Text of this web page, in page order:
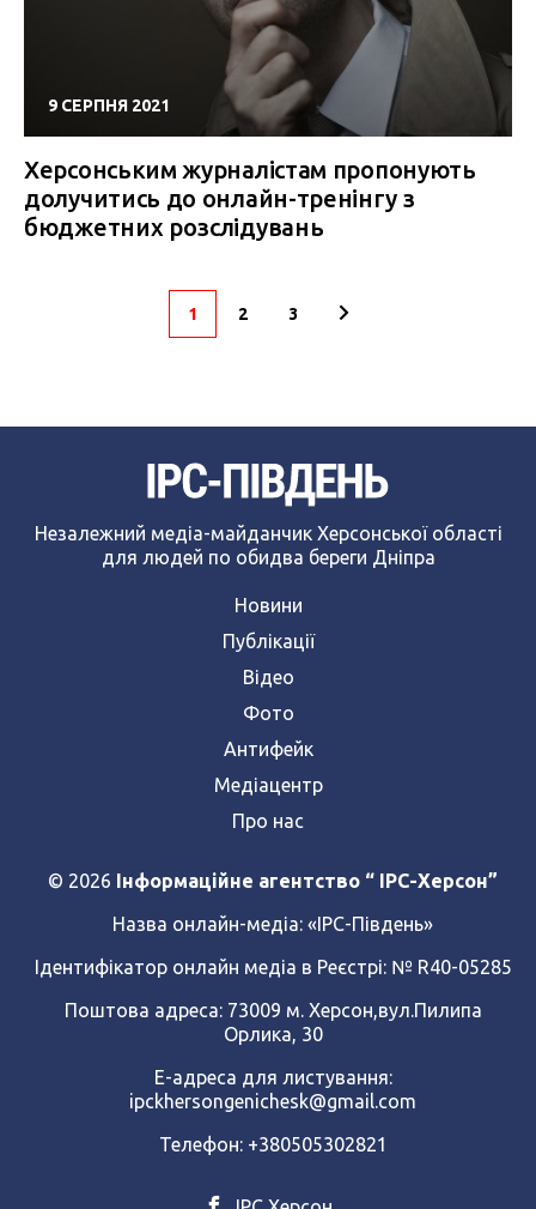
9 СЕРПНЯ 2021
Херсонським журналістам пропонують
долучитись до онлайн-тренінгу з
бюджетних розслідувань
1 2 3
Незалежний медіа-майданчик Херсонської області
для людей по обидва береги Дніпра
Новини
Публікації
Відео
Фото
Антифейк
Медіацентр
Про нас
© 2026 Інформаційне агентство “ IPC-Херсон”
Назва онлайн-медіа: «ІРС-Південь»
Ідентифікатор онлайн медіа в Реєстрі: № R40-05285
Поштова адреса: 73009 м. Херсон,вул.Пилипа
Орлика, 30
Е-адреса для листування:
ipckhersongenichesk@gmail.com
Телефон: +380505302821